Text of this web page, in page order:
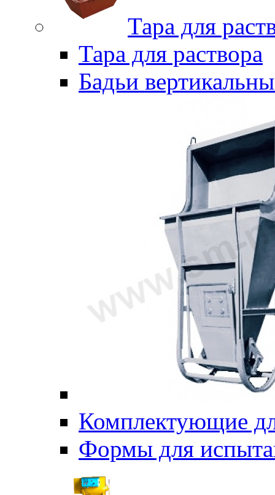
Тара для
Тара для раствора
Бадьи
Комплектующие
Формы для